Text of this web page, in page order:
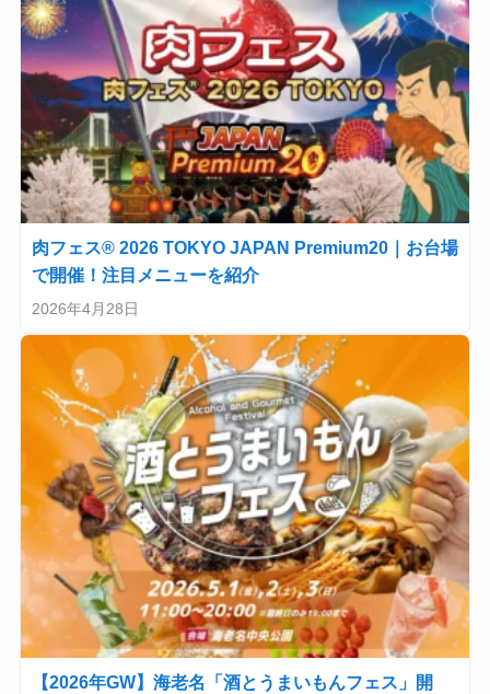
肉フェス® 2026 TOKYO JAPAN Premium20｜お台場
で開催！注目メニューを紹介
2026年4月28日
【2026年GW】海老名「酒とうまいもんフェス」開